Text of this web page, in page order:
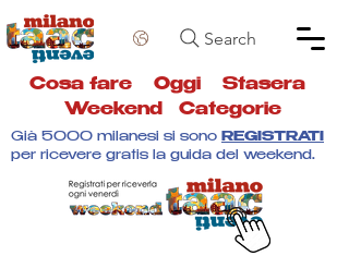
Search
Cosa fare Oggi Stasera
Weekend
Categorie
Già 5000 milanesi si sono REGISTRATI
per ricevere gratis la guida del weekend.